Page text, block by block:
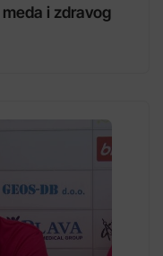
i zdravog